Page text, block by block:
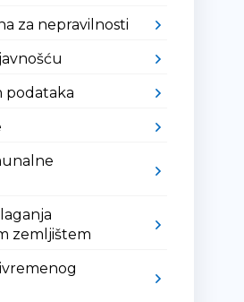
za nepravilnosti
podataka
zemljištem